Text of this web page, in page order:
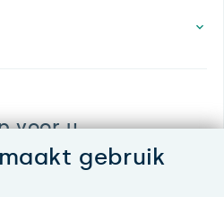
voor u.
gebruik